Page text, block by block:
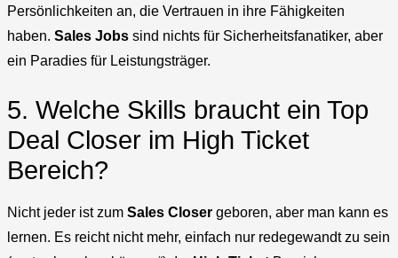
Persönlichkeiten an, die Vertrauen in ihre Fähigkeiten
haben. Sales Jobs sind nichts für Sicherheitsfanatiker, aber
ein Paradies für Leistungsträger.
5. Welche Skills braucht ein Top
Deal Closer im High Ticket
Bereich?
Nicht jeder ist zum Sales Closer geboren, aber man kann es
lernen. Es reicht nicht mehr, einfach nur redegewandt zu sein